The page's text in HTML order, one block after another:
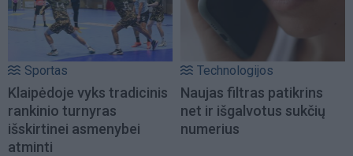
Sportas
Klaipėdoje vyks tradicinis
rankinio turnyras
išskirtinei asmenybei
atminti
Technologijos
Naujas filtras patikrins
net ir išgalvotus sukčių
numerius